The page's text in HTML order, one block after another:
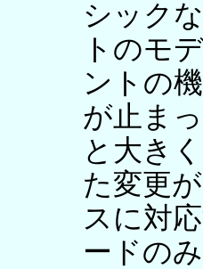
シック
トのモ
ントの
が止ま
と大き
た変更
スに対
ードの